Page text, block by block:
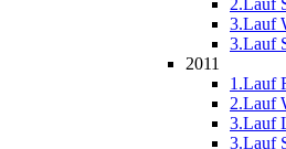
2.Lauf
3.Lauf
3.Lauf
2011
1.Lauf
2.Lauf
3.Lauf
3.Lauf